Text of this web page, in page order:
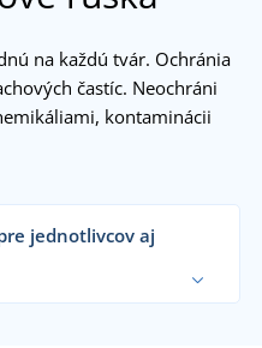
na každú tvár. Ochránia
častíc. Neochráni
kontaminácii
jednotlivcov aj